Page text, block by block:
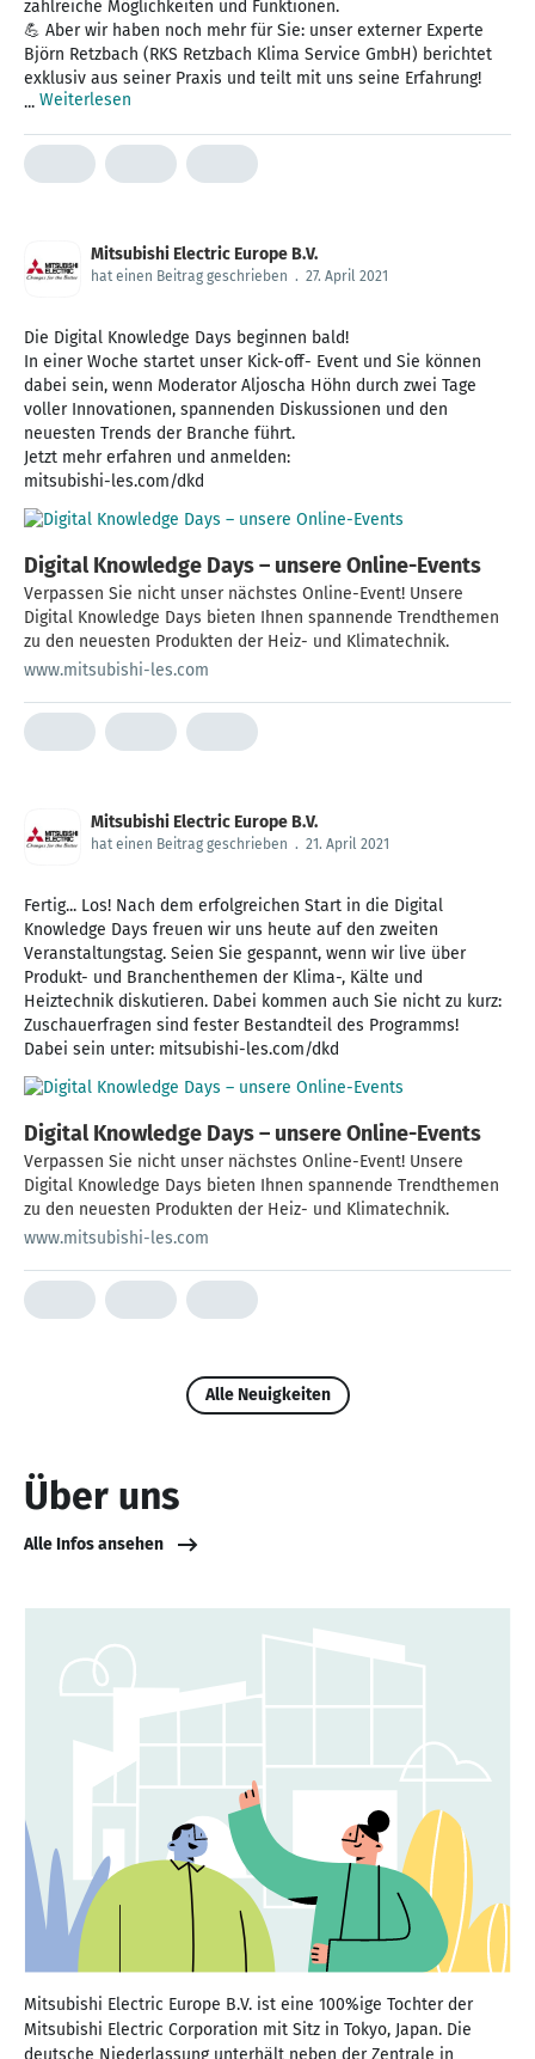
zahlreiche Möglichkeiten und Funktionen.
💪 Aber wir haben noch mehr für Sie: unser externer Experte
Björn Retzbach (RKS Retzbach Klima Service GmbH) berichtet
exklusiv aus seiner Praxis und teilt mit uns seine Erfahrung!
... Weiterlesen
Mitsubishi Electric Europe B.V.
hat einen Beitrag geschrieben . 27. April 2021
Die Digital Knowledge Days beginnen bald!
In einer Woche startet unser Kick-off- Event und Sie können
dabei sein, wenn Moderator Aljoscha Höhn durch zwei Tage
voller Innovationen, spannenden Diskussionen und den
neuesten Trends der Branche führt.
Jetzt mehr erfahren und anmelden:
mitsubishi-les.com/dkd
Digital Knowledge Days – unsere Online-Events
Verpassen Sie nicht unser nächstes Online-Event! Unsere
Digital Knowledge Days bieten Ihnen spannende Trendthemen
zu den neuesten Produkten der Heiz- und Klimatechnik.
www.mitsubishi-les.com
Mitsubishi Electric Europe B.V.
hat einen Beitrag geschrieben . 21. April 2021
Fertig... Los! Nach dem erfolgreichen Start in die Digital
Knowledge Days freuen wir uns heute auf den zweiten
Veranstaltungstag. Seien Sie gespannt, wenn wir live über
Produkt- und Branchenthemen der Klima-, Kälte und
Heiztechnik diskutieren. Dabei kommen auch Sie nicht zu kurz:
Zuschauerfragen sind fester Bestandteil des Programms!
Dabei sein unter: mitsubishi-les.com/dkd
Digital Knowledge Days – unsere Online-Events
Verpassen Sie nicht unser nächstes Online-Event! Unsere
Digital Knowledge Days bieten Ihnen spannende Trendthemen
zu den neuesten Produkten der Heiz- und Klimatechnik.
www.mitsubishi-les.com
Alle Neuigkeiten
Über uns
Alle Infos ansehen
Mitsubishi Electric Europe B.V. ist eine 100%ige Tochter der
Mitsubishi Electric Corporation mit Sitz in Tokyo, Japan. Die